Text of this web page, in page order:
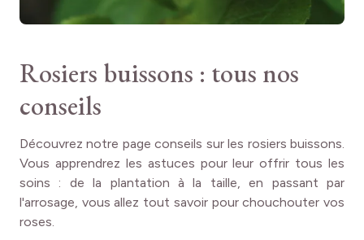
ces trois rosiers transformeront votre jardin en un vrai
cocon dedouceur,bercé par latendressedu rose et du
Habillez le pied de votre massifavec des vivaces basses
une grande diversité de plantes s’associera parfaitement
phlox nainsou encorelesœillets nains.
Lesfleurs à bulbes peuvent également très bien
s’associer avec vos rosiers comme les
jacinthes , les
tulipesou bienlesnarcissesqui fleurissent également au
printemps.
Rosiers buissons : tous nos
conseils
Découvrez notre page conseils sur les rosiers buissons.
Vous apprendrez les astuces pour leur offrir tous les
soins : de la plantation à la taille, en passant par
l'arrosage, vous allez tout savoir pour chouchouter vos
roses.